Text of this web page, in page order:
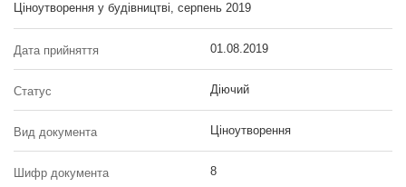
Ціноутворення у будівництві, серпень 2019
Дата прийняття 01.08.2019
Статус Діючий
Вид документа Ціноутворення
Шифр документа 8